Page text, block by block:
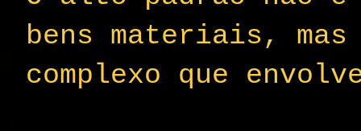
bens materiais, mas
complexo que